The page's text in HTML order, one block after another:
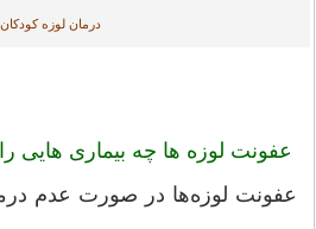
درمان لوزه کودکان
عفونت لوزه ها چه بیماری هایی
عفونت لوزه‌ها در صورت عدم